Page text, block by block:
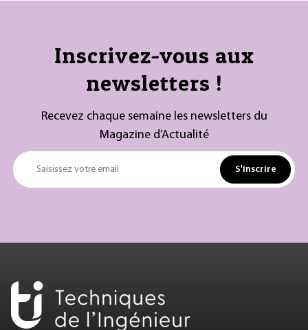
Inscrivez-vous aux
newsletters !
Recevez chaque semaine les newsletters du
Magazine d’Actualité
Saisissez votre email S'inscrire